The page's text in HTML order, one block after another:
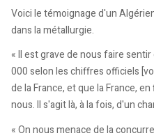
Voici le témoignage d'un
dans la métallurgie.
« Il est grave de nous faire
000 selon les chiffres officiels
de la France, et que la France,
nous. Il s'agit là, à la fois, d'un
« On nous menace de la